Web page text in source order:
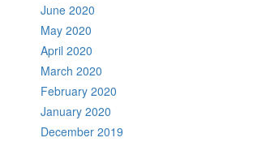
June 2020
May 2020
April 2020
March 2020
February 2020
January 2020
December 2019